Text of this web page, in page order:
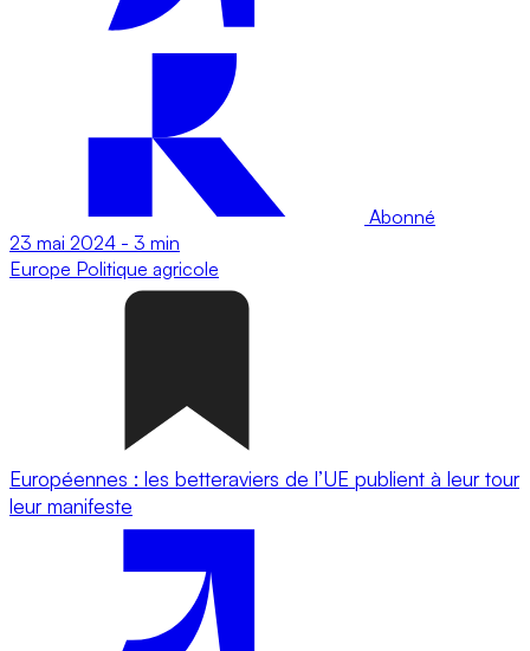
Abonné
23 mai 2024 - 3 min
Europe Politique agricole
Européennes : les betteraviers de l’UE publient à leur tour
leur manifeste